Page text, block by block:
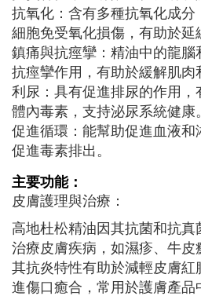
抗氧化：含有多種抗氧化成分
細胞免受氧化損傷，有助於延
鎮痛與抗痙攣：精油中的龍腦
抗痙攣作用，有助於緩解肌肉
利尿：具有促進排尿的作用，
體內毒素，支持泌尿系統健康。
促進循環：能幫助促進血液和
促進毒素排出。
主要功能：
皮膚護理與治療：
高地杜松精油因其抗菌和抗
治療皮膚疾病，如濕疹、牛皮
其抗炎特性有助於減輕皮膚紅
進傷口癒合，常用於護膚產品